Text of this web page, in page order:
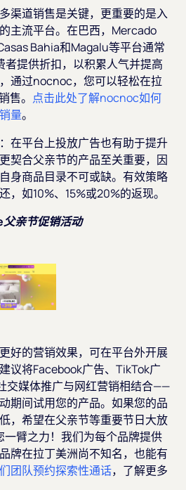
渠道销售是关键，更重要的是入
主流平台。在巴西，Mercado
Bahia和Magalu等平台通常
者提供折扣，以积累人气并提高
通过nocnoc，您可以轻松在拉
售。 点击此处了解nocnoc如何
量。
：在平台上投放广告也有助于提升
契合父亲节的产品至关重要，因
身商品目录不可或缺。有效策略
，如10%、15%或20%的返现。
亲节促销活动
好的营销效果，可在平台外开展
议将Facebook广告、TikTok广
交媒体推广与网红营销相结合——
期间试用您的产品。如果您的品
，希望在父亲节等重要节日大放
臂之力！我们为每个品牌提供
牌在拉丁美洲尚不知名，也能有
团队预约探索性通话，了解更多